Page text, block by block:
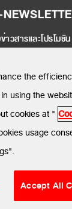
าวสารและโปรโมชัน
All Rights
ข
โยบายการใช้คุกกี้
the
using the
cookies at "
usage
Accept All